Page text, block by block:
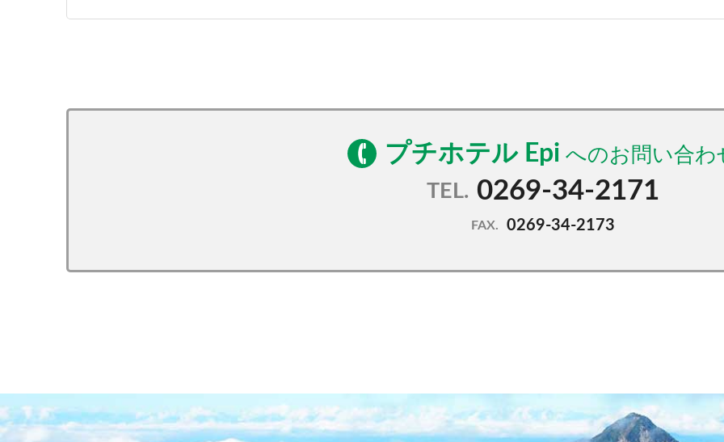
プチホテル Epi
TEL. 0269-34-2171
FAX. 0269-34-2173